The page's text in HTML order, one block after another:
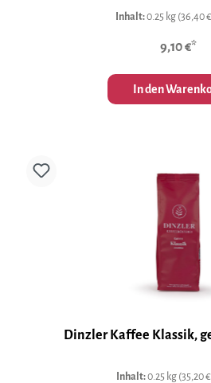
Inhalt:0.25 kg (36,40
9,10 €*
In den
Dinzler Kaffee Klassik,
Inhalt:0.25 kg (35,20